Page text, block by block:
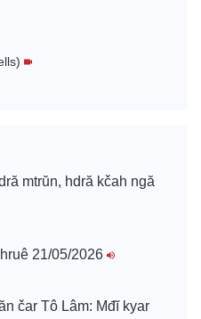
i
o mtrŭn, hdră kčah ngă
21/05/2026
čar Tô Lâm: Mđĭ kyar